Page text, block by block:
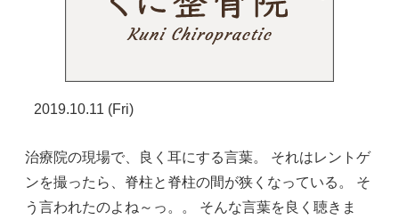
2019.10.11 (Fri)
治療院の現場で、良く耳にする言葉。 それはレントゲ
ンを撮ったら、脊柱と脊柱の間が狭くなっている。 そ
う言われたのよね～っ。。 そんな言葉を良く聴きま